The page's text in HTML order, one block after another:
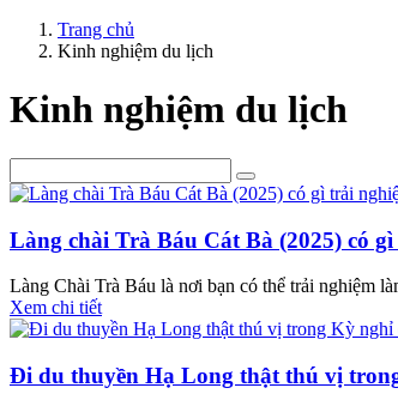
Trang chủ
Kinh nghiệm du lịch
Kinh nghiệm du lịch
Làng chài Trà Báu Cát Bà (2025) có
Làng Chài Trà Báu là nơi bạn có thể trải nghiệm
Xem chi tiết
Đi du thuyền Hạ Long thật thú vị